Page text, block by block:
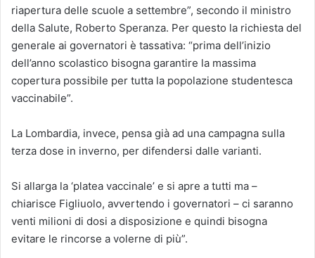
riapertura delle scuole a settembre”, secondo il ministro
della Salute, Roberto Speranza. Per questo la richiesta del
generale ai governatori è tassativa: “prima dell’inizio
dell’anno scolastico bisogna garantire la massima
copertura possibile per tutta la popolazione studentesca
vaccinabile”.
La Lombardia, invece, pensa già ad una campagna sulla
terza dose in inverno, per difendersi dalle varianti.
Si allarga la ‘platea vaccinale’ e si apre a tutti ma –
chiarisce Figliuolo, avvertendo i governatori – ci saranno
venti milioni di dosi a disposizione e quindi bisogna
evitare le rincorse a volerne di più”.